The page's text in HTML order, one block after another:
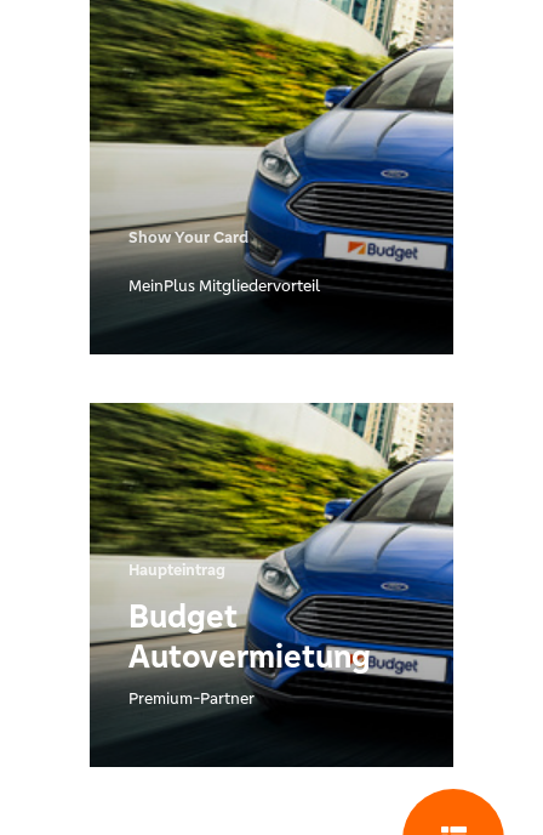
Show Your Card
MeinPlus Mitgliedervorteil
Haupteintrag
Budget
Autovermietung
Premium-Partner